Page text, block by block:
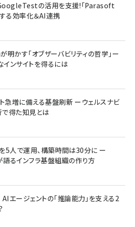
の活用を支援!「Parasoft
る効率化＆AI連携
明かす「オブザーバビリティの哲学」ー
ンサイトを得るには
急増に備える基盤刷新 ーウェルスナビ
得た知見とは
5人で運用、構築時間は30分に ー
るインフラ基盤組織の作り方
エージェントの「推論能力」を支える2